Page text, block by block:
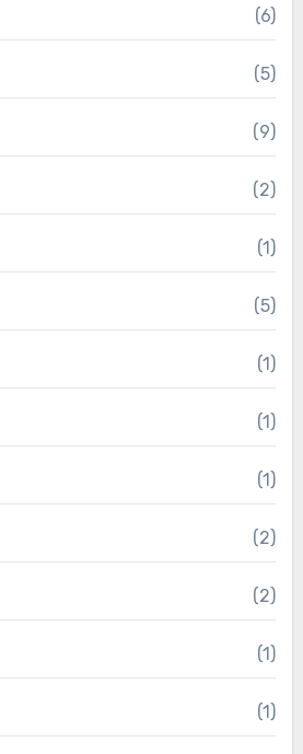
(6)
(5)
(9)
(2)
(1)
(5)
(1)
(1)
(1)
(2)
(2)
(1)
(1)